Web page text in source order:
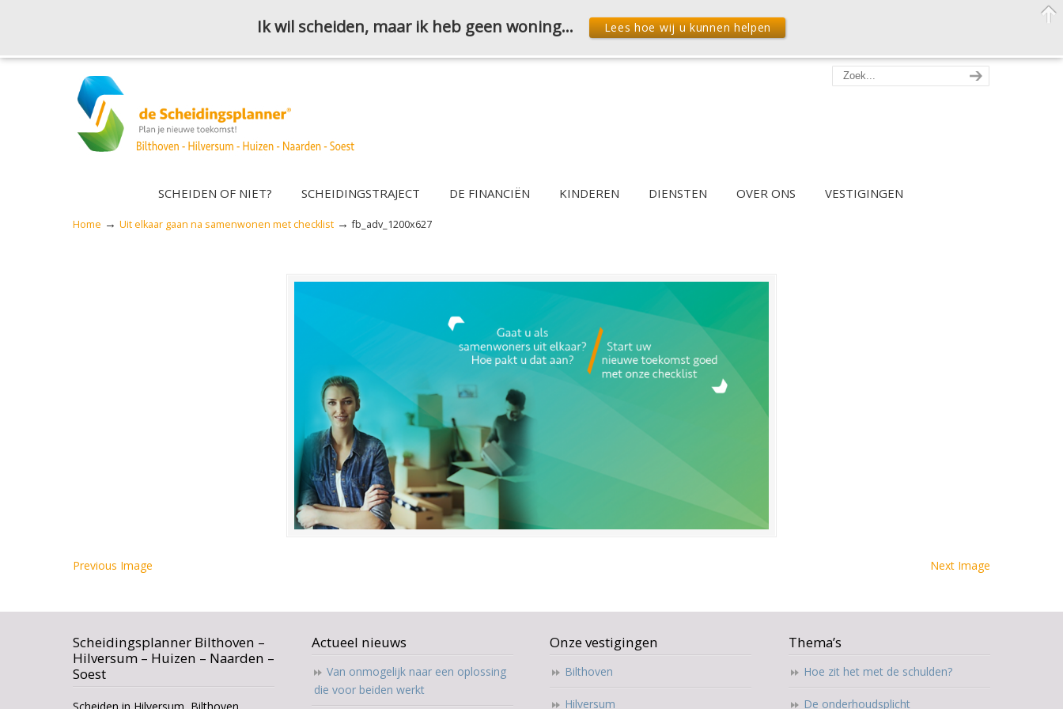
SCHEIDEN OF NIET? SCHEIDINGSTRAJECT DE FINANCIËN KINDEREN DIENSTEN OVER ONS VESTIGINGEN
Home → Uit elkaar gaan na samenwonen met checklist →fb_adv_1200x627
Previous Image Next Image
Scheidingsplanner Bilthoven –
Hilversum – Huizen – Naarden –
Soest
Actueel nieuws
Van onmogelijk naar een oplossing
die voor beiden werkt
Onze vestigingen
Bilthoven
Hilversum
Thema’s
Hoe zit het met de schulden?
De onderhoudsplicht
Ik wil scheiden, maar ik heb geen woning… Lees hoe wij u kunnen helpen